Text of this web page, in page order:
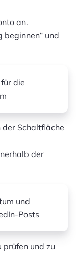
an.
beginnen“ und
der Schaltfläche
der
prüfen und zu